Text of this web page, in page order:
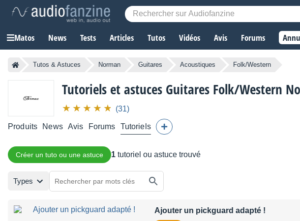
Matos News Tests Articles Tutos Vidéos Avis Forums
Tutos & Astuces Norman Guitares Acoustiques Folk/Western
Tutoriels et astuces Guitares Folk/Western
(31)
Produits News Avis Forums Tutoriels
Créer un tuto ou une astuce 1 tutoriel ou astuce trouvé
Types
Ajouter un pickguard adapté !